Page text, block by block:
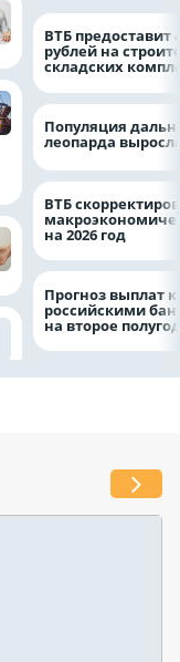
ВТБ предоставит
рублей на
складских
Популяция
леопарда
ВТБ
на 2026 год
Прогноз выплат
российскими
на второе